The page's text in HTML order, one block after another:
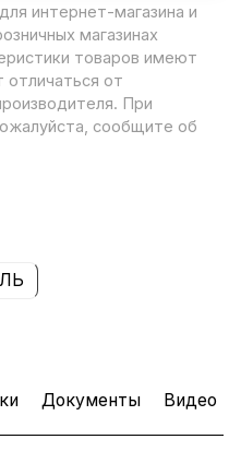
интернет-магазина и
магазинах
товаров имеют
отличаться от
При
сообщите об
Документы Видео